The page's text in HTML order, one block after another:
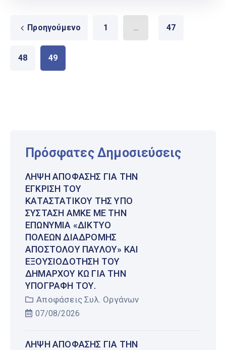
Προηγούμενο 1 ... 47
48 49
Πρόσφατες Δημοσιεύσεις
ΛΉΨΗ ΑΠΌΦΑΣΗΣ ΓΙΑ ΤΗΝ
ΈΓΚΡΙΣΗ ΤΟΥ
ΚΑΤΑΣΤΑΤΙΚΟΎ ΤΗΣ ΥΠΌ
ΣΎΣΤΑΣΗ ΑΜΚΕ ΜΕ ΤΗΝ
ΕΠΩΝΥΜΊΑ «ΔΊΚΤΥΟ
ΠΌΛΕΩΝ ΔΙΑΔΡΟΜΉΣ
ΑΠΟΣΤΌΛΟΥ ΠΑΎΛΟΥ» ΚΑΙ
ΕΞΟΥΣΙΟΔΌΤΗΣΗ ΤΟΥ
ΔΗΜΆΡΧΟΥ ΚΩ ΓΙΑ ΤΗΝ
ΥΠΟΓΡΑΦΉ ΤΟΥ.
Αποφάσεις Συλ. Οργάνων
07/08/2026
ΛΉΨΗ ΑΠΌΦΑΣΗΣ ΓΙΑ ΤΗΝ